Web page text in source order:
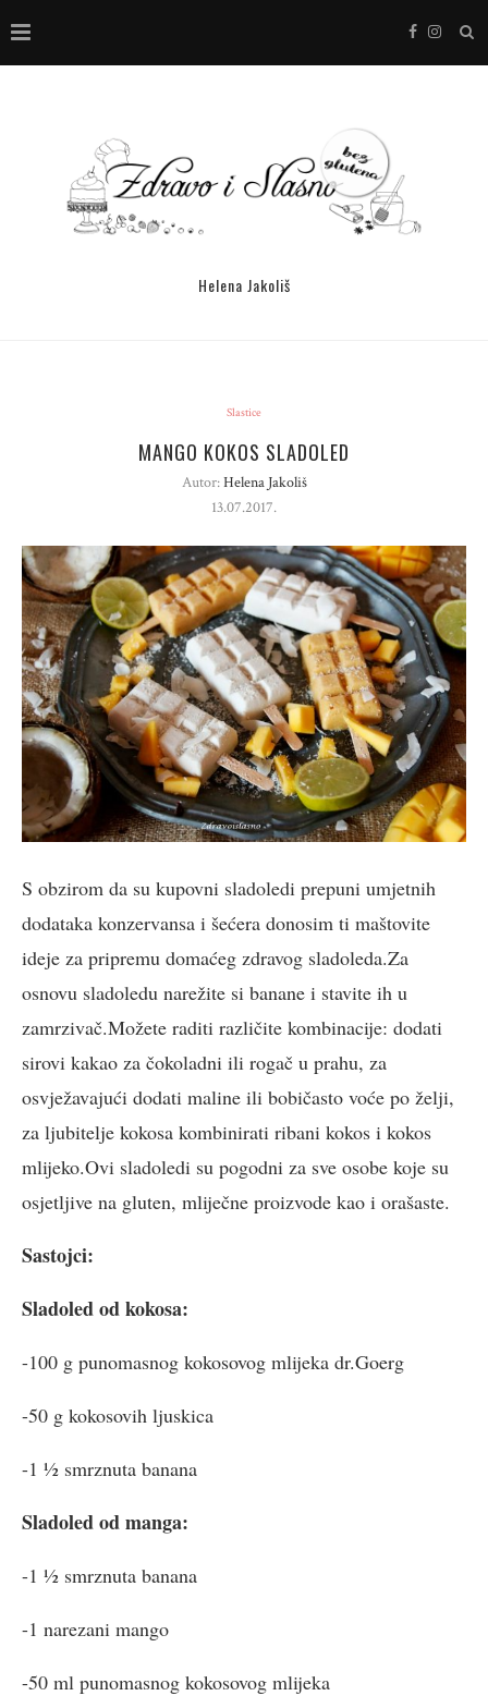
Helena Jakoliš
Slastice
MANGO KOKOS SLADOLED
Autor:Helena Jakoliš
13.07.2017.
S obzirom da su kupovni sladoledi prepuni umjetnih
dodataka konzervansa i šećera donosim ti maštovite
ideje za pripremu domaćeg zdravog sladoleda.Za
osnovu sladoledu narežite si banane i stavite ih u
zamrzivač.Možete raditi različite kombinacije: dodati
sirovi kakao za čokoladni ili rogač u prahu, za
osvježavajući dodati maline ili bobičasto voće po želji,
za ljubitelje kokosa kombinirati ribani kokos i kokos
mlijeko.Ovi sladoledi su pogodni za sve osobe koje su
osjetljive na gluten, mliječne proizvode kao i orašaste.
Sastojci:
Sladoled od kokosa:
-100 g punomasnog kokosovog mlijeka dr.Goerg
-50 g kokosovih ljuskica
-1 ½ smrznuta banana
Sladoled od manga:
-1 ½ smrznuta banana
-1 narezani mango
-50 ml punomasnog kokosovog mlijeka